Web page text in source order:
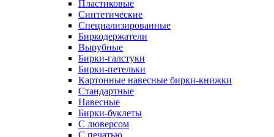
Пластиковые
Синтетические
Специализированные
Биркодержатели
Вырубные
Бирки-галстуки
Бирки-петельки
Картонные навесные бирки-книжки
Стандартные
Навесные
Бирки-буклеты
С люверсом
С печатью